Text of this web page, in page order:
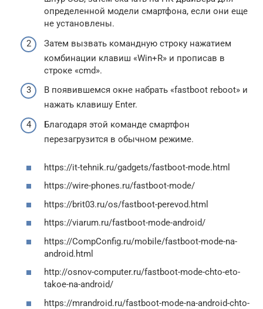
определенной модели смартфона, если они еще
не установлены.
Затем вызвать командную строку нажатием
комбинации клавиш «Win+R» и прописав в
строке «cmd».
В появившемся окне набрать «fastboot reboot» и
нажать клавишу Enter.
Благодаря этой команде смартфон
перезагрузится в обычном режиме.
https://it-tehnik.ru/gadgets/fastboot-mode.html
https://wire-phones.ru/fastboot-mode/
https://brit03.ru/os/fastboot-perevod.html
https://viarum.ru/fastboot-mode-android/
https://CompConfig.ru/mobile/fastboot-mode-na-
android.html
http://osnov-computer.ru/fastboot-mode-chto-eto-
takoe-na-android/
https://mrandroid.ru/fastboot-mode-na-android-chto-